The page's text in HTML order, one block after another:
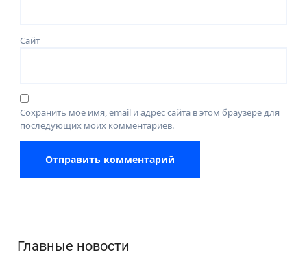
Сайт
Сохранить моё имя, email и адрес сайта в этом браузере для
последующих моих комментариев.
Главные новости